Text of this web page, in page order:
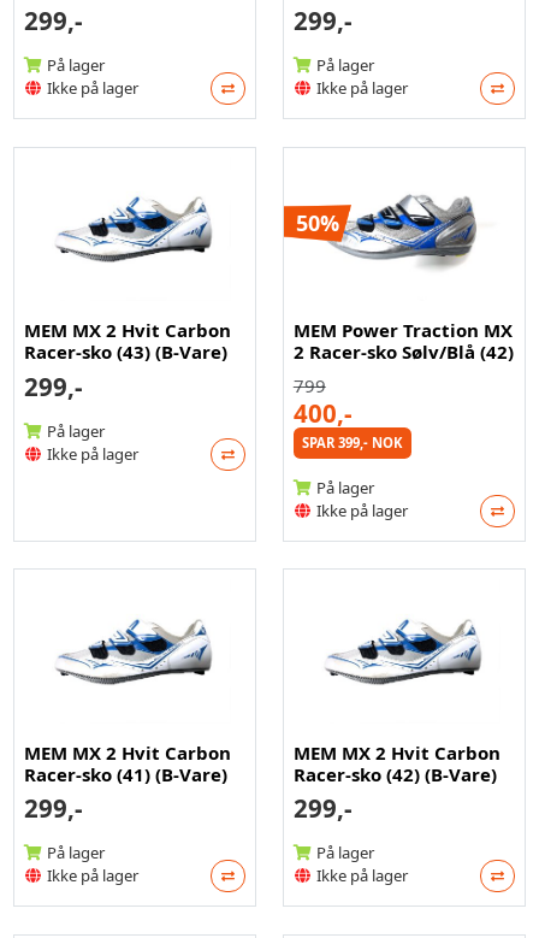
299,-
På lager
Ikke på lager
299,-
På lager
Ikke på lager
MEM MX 2 Hvit Carbon
Racer-sko (43) (B-Vare)
299,-
På lager
Ikke på lager
50%
MEM Power Traction MX
2 Racer-sko Sølv/Blå (42)
799
400,-
SPAR 399,- NOK
På lager
Ikke på lager
MEM MX 2 Hvit Carbon
Racer-sko (41) (B-Vare)
299,-
På lager
Ikke på lager
MEM MX 2 Hvit Carbon
Racer-sko (42) (B-Vare)
299,-
På lager
Ikke på lager